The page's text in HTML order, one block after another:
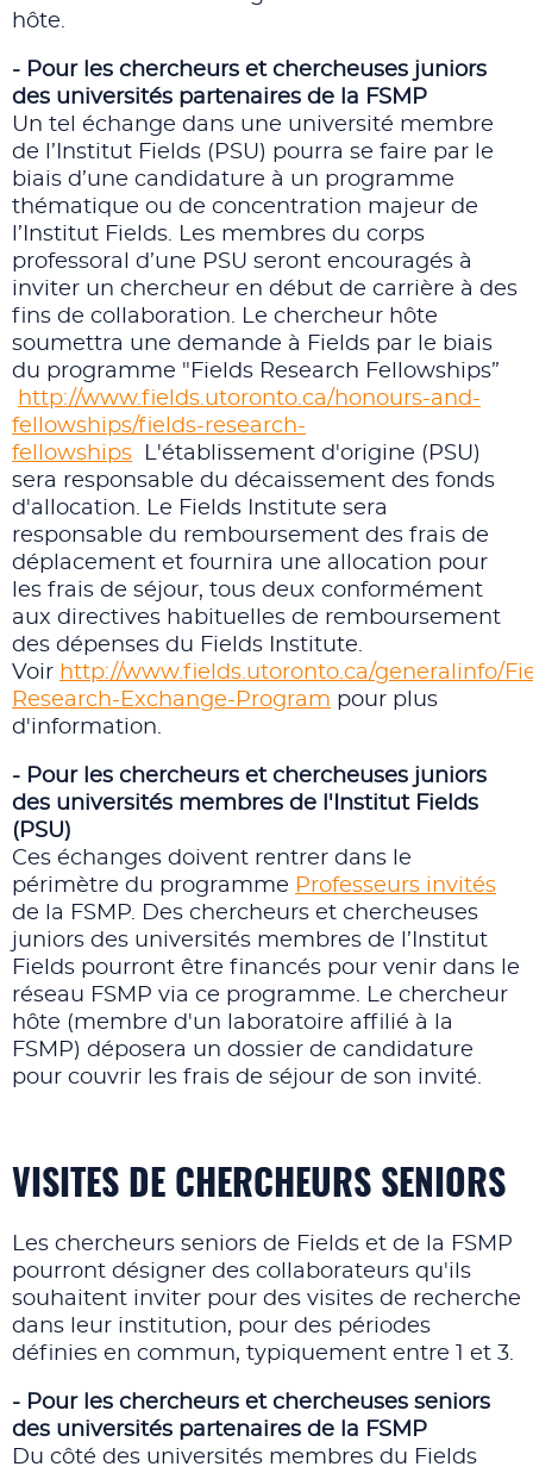
hôte.
- Pour les chercheurs et chercheuses juniors
des universités partenaires de la FSMP
Un tel échange dans une université membre
de l’Institut Fields (PSU) pourra se faire par le
biais d’une candidature à un programme
thématique ou de concentration majeur de
l’Institut Fields. Les membres du corps
professoral d’une PSU seront encouragés à
inviter un chercheur en début de carrière à des
fins de collaboration. Le chercheur hôte
soumettra une demande à Fields par le biais
du programme "Fields Research Fellowships”
http://www.fields.utoronto.ca/honours-and-
fellowships/fields-research-
fellowships L'établissement d'origine (PSU)
sera responsable du décaissement des fonds
d'allocation. Le Fields Institute sera
responsable du remboursement des frais de
déplacement et fournira une allocation pour
les frais de séjour, tous deux conformément
aux directives habituelles de remboursement
des dépenses du Fields Institute.
Voir http://www.fields.utoronto.ca/generalinfo/
Research-Exchange-Program pour plus
d'information.
- Pour les chercheurs et chercheuses juniors
des universités membres de l'Institut Fields
(PSU)
Ces échanges doivent rentrer dans le
périmètre du programme Professeurs invités
de la FSMP. Des chercheurs et chercheuses
juniors des universités membres de l’Institut
Fields pourront être financés pour venir dans le
réseau FSMP via ce programme. Le chercheur
hôte (membre d'un laboratoire affilié à la
FSMP) déposera un dossier de candidature
pour couvrir les frais de séjour de son invité.
VISITES DE CHERCHEURS SENIORS
Les chercheurs seniors de Fields et de la FSMP
pourront désigner des collaborateurs qu'ils
souhaitent inviter pour des visites de recherche
dans leur institution, pour des périodes
définies en commun, typiquement entre 1 et 3.
- Pour les chercheurs et chercheuses seniors
des universités partenaires de la FSMP
Du côté des universités membres du Fields